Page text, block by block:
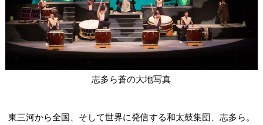
志多ら蒼の大地写真
東三河から全国、そして世界に発信する和太鼓集団、志多ら。